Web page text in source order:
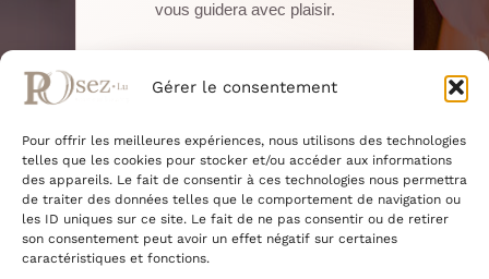
Gérer le consentement
Pour offrir les meilleures expériences, nous utilisons des technologies
telles que les cookies pour stocker et/ou accéder aux informations
des appareils. Le fait de consentir à ces technologies nous permettra
de traiter des données telles que le comportement de navigation ou
les ID uniques sur ce site. Le fait de ne pas consentir ou de retirer
son consentement peut avoir un effet négatif sur certaines
caractéristiques et fonctions.
vous guidera avec plaisir.
Réserver sur Salonkee
WhatsApp direct
22, Boulevard Pierre Dupong · L-1430
Luxembourg
+352 661 375 945